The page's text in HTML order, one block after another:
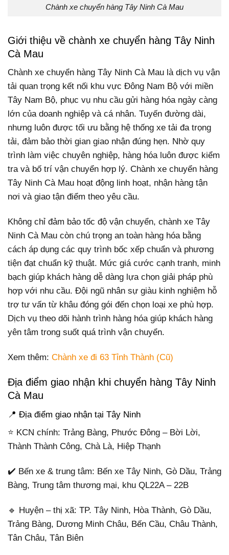
Chành xe chuyển hàng Tây Ninh Cà Mau
Giới thiệu về chành xe chuyển hàng Tây Ninh
Cà Mau
Chành xe chuyển hàng Tây Ninh Cà Mau là dịch vụ vận
tải quan trọng kết nối khu vực Đông Nam Bộ với miền
Tây Nam Bộ, phục vụ nhu cầu gửi hàng hóa ngày càng
lớn của doanh nghiệp và cá nhân. Tuyến đường dài,
nhưng luôn được tối ưu bằng hệ thống xe tải đa trọng
tải, đảm bảo thời gian giao nhận đúng hẹn. Nhờ quy
trình làm việc chuyên nghiệp, hàng hóa luôn được kiểm
tra và bố trí vận chuyển hợp lý. Chành xe chuyển hàng
Tây Ninh Cà Mau hoạt động linh hoạt, nhận hàng tận
nơi và giao tận điểm theo yêu cầu.
Không chỉ đảm bảo tốc độ vận chuyển, chành xe Tây
Ninh Cà Mau còn chú trọng an toàn hàng hóa bằng
cách áp dụng các quy trình bốc xếp chuẩn và phương
tiện đạt chuẩn kỹ thuật. Mức giá cước cạnh tranh, minh
bạch giúp khách hàng dễ dàng lựa chọn giải pháp phù
hợp với nhu cầu. Đội ngũ nhân sự giàu kinh nghiệm hỗ
trợ tư vấn từ khâu đóng gói đến chọn loại xe phù hợp.
Dịch vụ theo dõi hành trình hàng hóa giúp khách hàng
yên tâm trong suốt quá trình vận chuyển.
Xem thêm: Chành xe đi 63 Tỉnh Thành (Cũ)
Địa điểm giao nhận khi chuyển hàng Tây Ninh
Cà Mau
📍 Địa điểm giao nhận tại Tây Ninh
⭐ KCN chính: Trảng Bàng, Phước Đông – Bời Lời,
Thành Thành Công, Chà Là, Hiệp Thạnh
✔️ Bến xe & trung tâm: Bến xe Tây Ninh, Gò Dầu, Trảng
Bàng, Trung tâm thương mại, khu QL22A – 22B
🔹 Huyện – thị xã: TP. Tây Ninh, Hòa Thành, Gò Dầu,
Trảng Bàng, Dương Minh Châu, Bến Cầu, Châu Thành,
Tân Châu, Tân Biên